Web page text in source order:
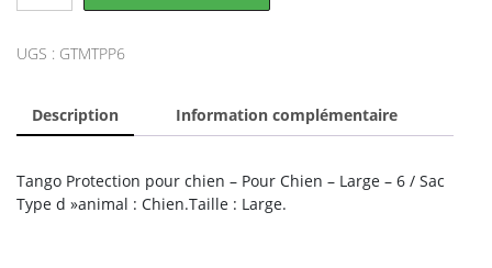
MTPP6,
UGS : GTMTPP6
Description Information complémentaire
Tango Protection pour chien – Pour Chien – Large – 6 / Sac
Type d »animal : Chien.Taille : Large.